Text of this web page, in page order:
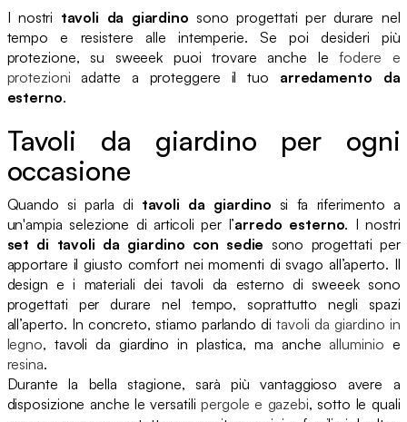
I nostri tavoli da giardino sono progettati per durare nel
tempo e resistere alle intemperie. Se poi desideri più
protezione, su sweeek puoi trovare anche lefodere e
protezioni adatte a proteggere il tuo arredamento da
esterno.
Tavoli da giardino per ogni
occasione
Quando si parla di tavoli da giardino si fa riferimento a
un'ampia selezione di articoli per l’arredo esterno. I nostri
set di tavoli da giardino con sedie sono progettati per
apportare il giusto comfort nei momenti di svago all’aperto. Il
design e i materiali dei tavoli da esterno di sweeek sono
progettati per durare nel tempo, soprattutto negli spazi
all’aperto. In concreto, stiamo parlando di tavoli da giardino in
legno, tavoli da giardino in plastica, ma anche alluminio e
resina.
Durante la bella stagione, sarà più vantaggioso avere a
disposizione anche le versatilipergole e gazebi, sotto le quali